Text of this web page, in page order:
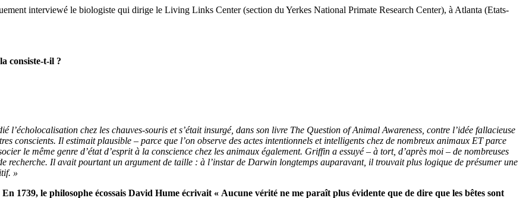
interviewé le biologiste qui dirige le Living Links Center (section du Yerkes National Primate Research Center), à Atlanta (Etats-
consiste-t-il ?
chez les chauves-souris et s’était insurgé, dans son livre The Question of Animal Awareness, contre l’idée fallacieuse
conscients. Il estimait plausible – parce que l’on observe des actes intentionnels et intelligents chez de nombreux animaux ET parce
le même genre d’état d’esprit à la conscience chez les animaux également. Griffin a essuyé – à tort, d’après moi – de nombreuses
recherche. Il avait pourtant un argument de taille : à l’instar de Darwin longtemps auparavant, il trouvait plus logique de présumer une
»
1739, le philosophe écossais David Hume écrivait « Aucune vérité ne me paraît plus évidente que de dire que les bêtes sont